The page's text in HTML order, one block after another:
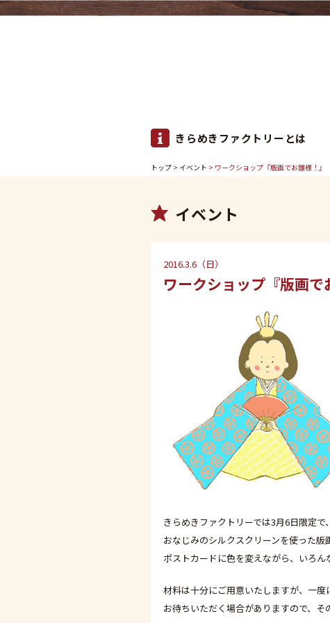
きらめきファクトリーとは
トップ > イベント > ワークショップ『版画でお雛様！』
イベント
2016.3.6（日）
ワークショップ『版画で
きらめきファクトリーでは3月6日限定で、
おなじみのシルクスクリーンを使った版
ポストカードに色を変えながら、いろ
材料は十分にご用意いたしますが、一度
お待ちいただく場合がありますので、そ